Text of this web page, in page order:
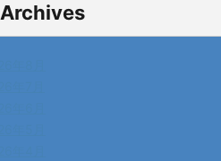
Archives